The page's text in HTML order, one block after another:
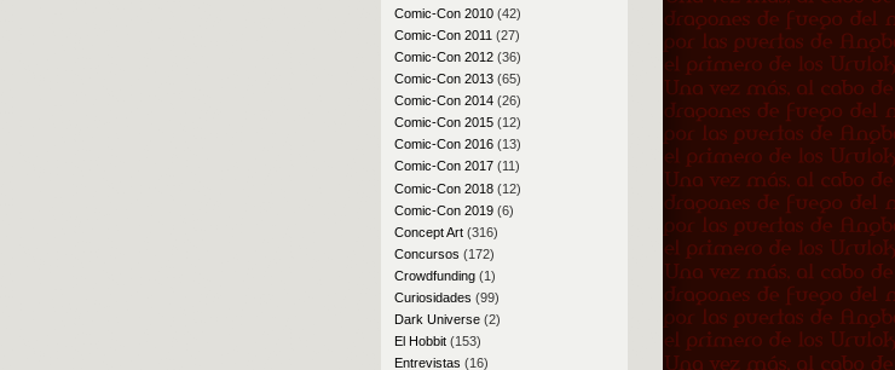
Comic-Con 2010(42)
Comic-Con 2011 (27)
Comic-Con 2012(36)
Comic-Con 2013(65)
Comic-Con 2014(26)
Comic-Con 2015(12)
Comic-Con 2016(13)
Comic-Con 2017(11)
Comic-Con 2018(12)
Comic-Con 2019(6)
Concept Art(316)
Concursos (172)
Crowdfunding(1)
Curiosidades (99)
Dark Universe(2)
El Hobbit(153)
Entrevistas (16)